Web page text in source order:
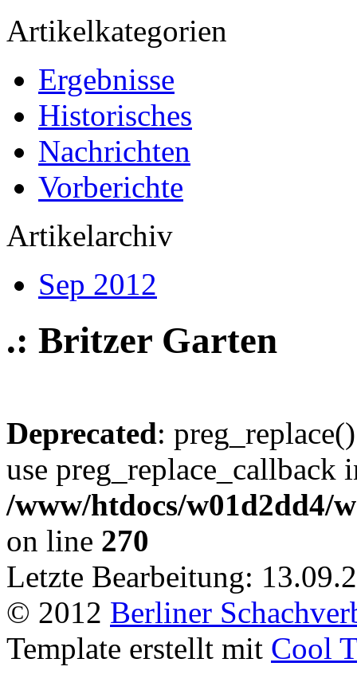
Artikelkategorien
Ergebnisse
Historisches
Nachrichten
Vorberichte
Artikelarchiv
Sep 2012
.: Britzer Garten
Deprecated:
use preg_replace_callback
/www/htdocs/w01d2dd4/
on line 270
Letzte Bearbeitung:
© 2012 Berliner
Template erstellt mit Cool